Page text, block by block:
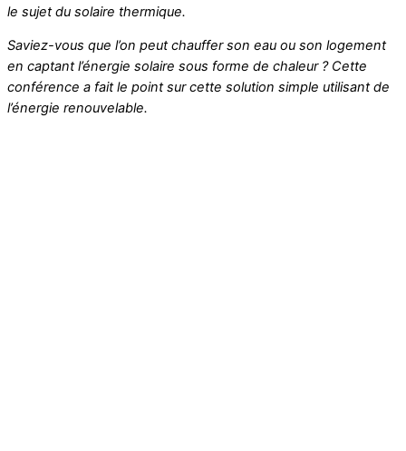
le sujet du solaire thermique.
Saviez-vous que l’on peut chauffer son eau ou son logement
en captant l’énergie solaire sous forme de chaleur ? Cette
conférence a fait le point sur cette solution simple utilisant de
l’énergie renouvelable.